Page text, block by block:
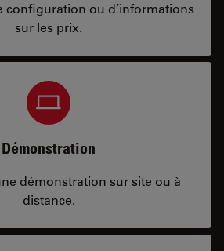
configuration ou d’informations
sur les prix.
Démonstration
démonstration sur site ou à
distance.